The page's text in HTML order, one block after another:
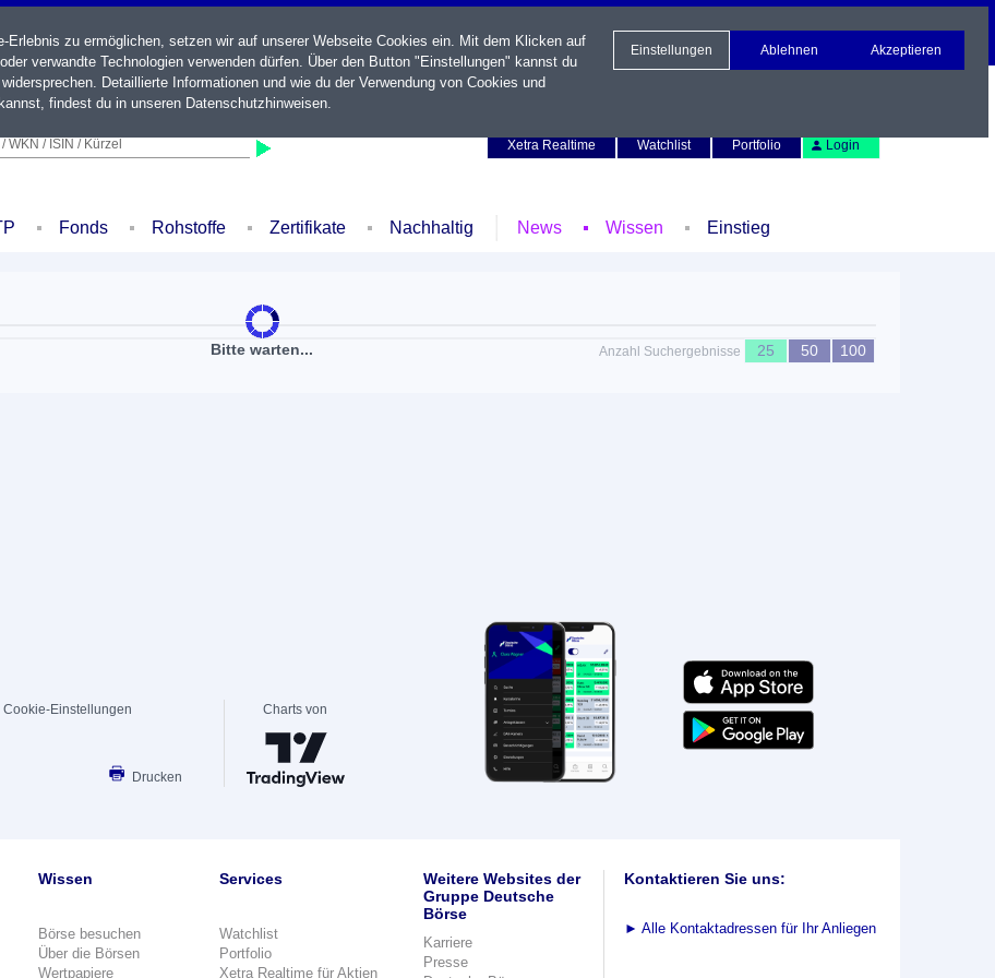
WKN / ISIN / Kürzel
Xetra Realtime
Watchlist Portfolio Login
Fonds Rohstoffe Zertifikate Nachhaltig News Wissen Einstieg
Bitte warten... Anzahl Suchergebnisse 25 50 100
zu ermöglichen, setzen wir auf unserer Webseite Cookies ein. Mit dem Klicken auf
verwandte Technologien verwenden dürfen. Über den Button "Einstellungen" kannst du
Detaillierte Informationen und wie du der Verwendung von Cookies und
findest du in unseren Datenschutzhinweisen.
Einstellungen Ablehnen Akzeptieren
Cookie-Einstellungen
Drucken
Charts von
Wissen
Börse besuchen
Über die Börsen
Wertpapiere
Services
Watchlist
Portfolio
Xetra Realtime für Aktien
Weitere Websites der
Gruppe Deutsche
Börse
Karriere
Presse
Kontaktieren Sie uns:
► Alle Kontaktadressen für Ihr Anliegen